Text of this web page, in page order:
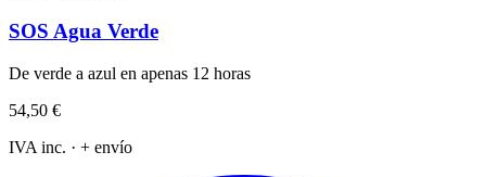
SOS Agua Verde
De verde a azul en apenas 12 horas
54,50 €
IVA inc. · + envío